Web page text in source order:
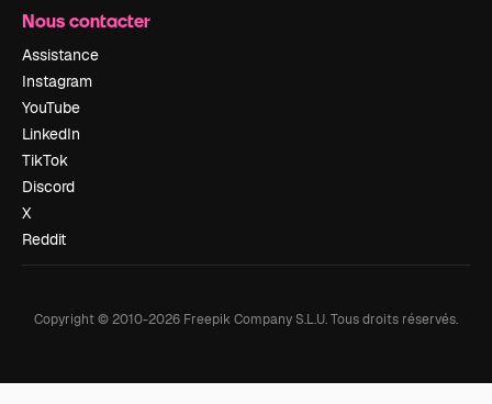
Nous contacter
Assistance
Instagram
YouTube
LinkedIn
TikTok
Discord
X
Reddit
Copyright © 2010-2026 Freepik Company S.L.U.Tous droits réservés.